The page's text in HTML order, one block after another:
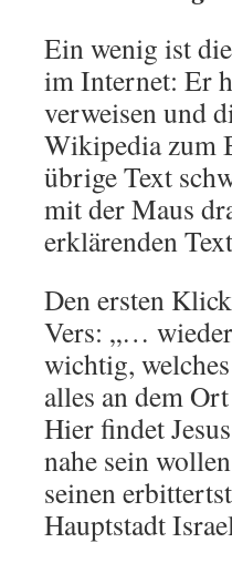
Ein wenig ist
im Internet: Er
verweisen und
Wikipedia zum
übrige Text
mit der Maus
erklärenden
Den ersten
Vers: „… wieder
wichtig,
alles an dem
Hier findet
nahe sein
seinen
Hauptstadt